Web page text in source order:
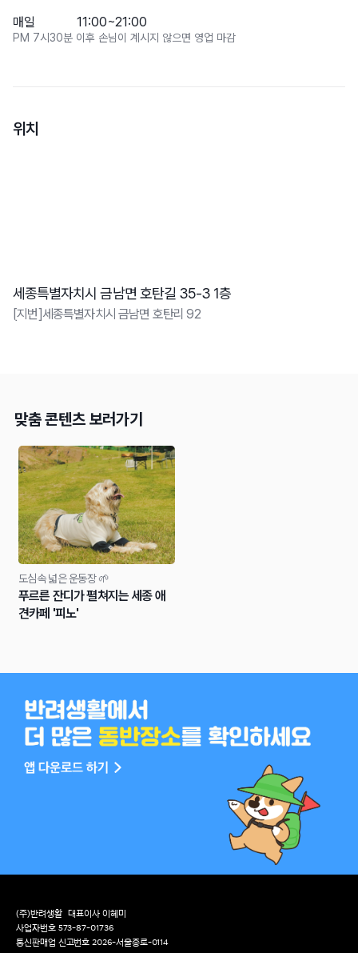
매일 11:00~21:00
PM 7시30분 이후 손님이 계시지 않으면 영업 마감
위치
세종특별자치시 금남면 호탄길 35-3 1층
[지번]세종특별자치시 금남면 호탄리 92
맞춤 콘텐츠 보러가기
도심속 넓은 운동장 🌱
푸르른 잔디가 펼쳐지는 세종 애
견카페 '피노'
(주)반려생활
대표이사 이혜미
사업자번호 573-87-01736
통신판매업 신고번호 2026-서울종로-0114